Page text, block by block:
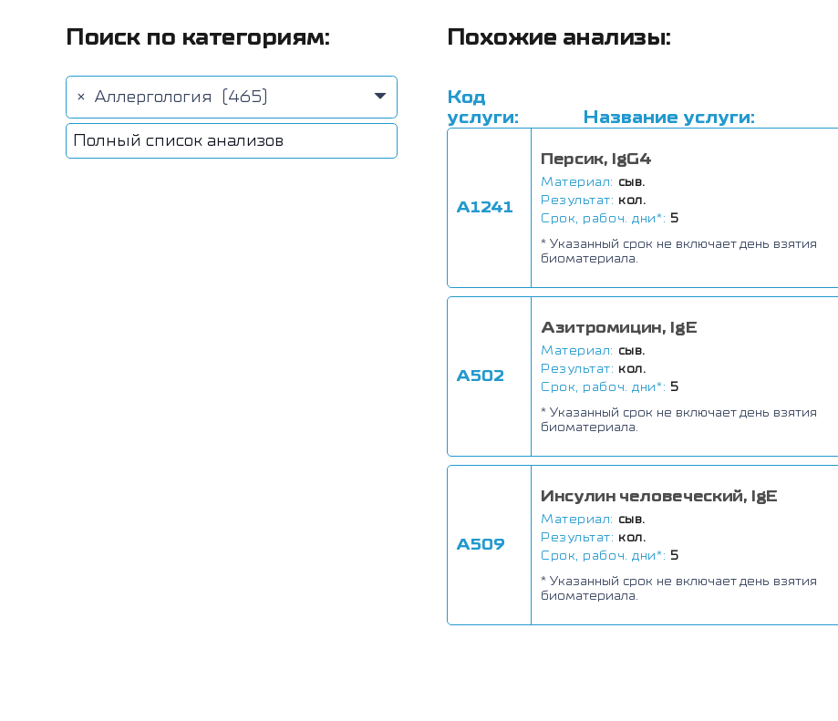
Поиск по категориям:
× Аллергология (465)
Полный список анализов
Похожие анализы:
Код
услуги:
Название услуги:
А1241
Персик, IgG4
Материал: сыв.
Результат: кол.
Срок, рабоч. дни*: 5
* Указанный срок не включает день взятия
биоматериала.
А502
Азитромицин, IgE
Материал: сыв.
Результат: кол.
Срок, рабоч. дни*: 5
* Указанный срок не включает день взятия
биоматериала.
А509
Инсулин человеческий, IgE
Материал: сыв.
Результат: кол.
Срок, рабоч. дни*: 5
* Указанный срок не включает день взятия
биоматериала.